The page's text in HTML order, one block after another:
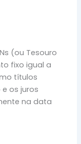
(ou Tesouro
fixo igual a
títulos
e os juros
na data